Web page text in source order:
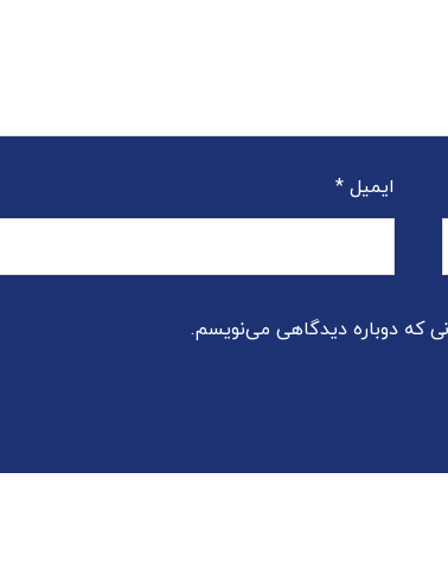
ایمیل*
که دوباره دیدگاهی می‌نویسم.